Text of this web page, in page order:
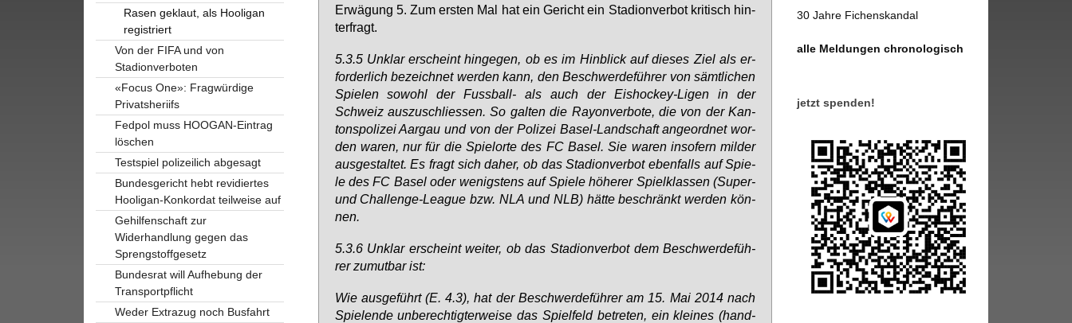
Er­wä­gung 5. Zum ers­ten Mal hat ein Ge­richt ein Sta­di­on­ver­bot kri­tisch hin­
ter­fragt.
5.3.5 Un­klar er­scheint hin­ge­gen, ob es im Hin­blick auf die­ses Ziel als er­
for­der­lich be­zeich­net wer­den kann, den Be­schwer­de­füh­rer von sämt­li­chen
Spie­len so­wohl der Fuss­ball- als auch der Eis­ho­ckey-Li­gen in der
Schweiz aus­zu­schlies­sen. So gal­ten die Rayon­ver­bo­te, die von der Kan­
tons­po­li­zei Aar­gau und von der Po­li­zei Ba­sel-Land­schaft an­ge­ord­net wor­
den wa­ren, nur für die Spiel­or­te des FC Ba­sel. Sie wa­ren in­so­fern mil­der
aus­ge­stal­tet. Es fragt sich da­her, ob das Sta­di­on­ver­bot eben­falls auf Spie­
le des FC Ba­sel oder we­nigs­tens auf Spie­le hö­he­rer Spiel­klas­sen (Su­per-
und Chal­len­ge-Le­ague bzw. NLA und NLB) hät­te be­schränkt wer­den kön­
nen.
5.3.6 Un­klar er­scheint wei­ter, ob das Sta­di­on­ver­bot dem Be­schwer­de­füh­
rer zu­mut­bar ist:
Wie aus­ge­führt (E. 4.3), hat der Be­schwer­de­füh­rer am 15. Mai 2014 nach
Spie­len­de un­be­rech­tig­ter­wei­se das Spiel­feld be­tre­ten, ein klei­nes (hand­
30 Jahre Fichenskandal
alle Meldungen chronologisch
jetzt spenden!
Rasen geklaut, als Hooligan
registriert
Von der FIFA und von
Stadionverboten
«Focus One»: Fragwürdige
Privatsheriifs
Fedpol muss HOOGAN-Eintrag
löschen
Testspiel polizeilich abgesagt
Bundesgericht hebt revidiertes
Hooligan-Konkordat teilweise auf
Gehilfenschaft zur
Widerhandlung gegen das
Sprengstoffgesetz
Bundesrat will Aufhebung der
Transportpflicht
Weder Extrazug noch Busfahrt